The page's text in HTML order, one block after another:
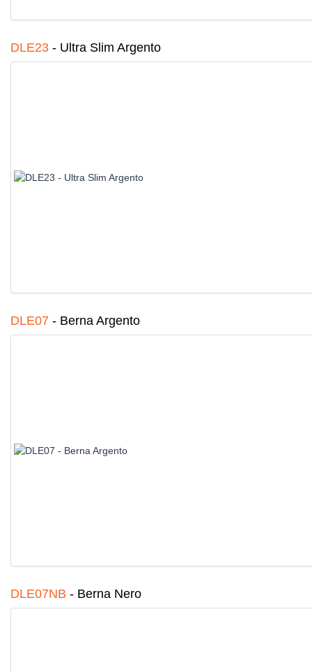
DLE23 - Ultra Slim Argento
DLE07 - Berna Argento
DLE07NB - Berna Nero